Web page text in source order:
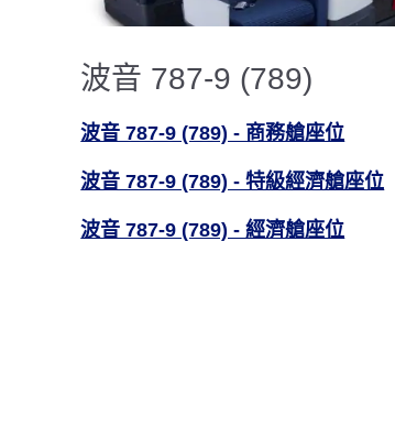
波音 787-9 (789)
波音 787-9 (789) - 商務艙座位
波音 787-9 (789) - 特級經濟艙座位
波音 787-9 (789) - 經濟艙座位